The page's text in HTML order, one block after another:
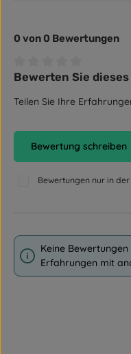
0 von 0 Bewertungen
Durchschnittliche
Bewerten Sie
Teilen Sie Ihre
Bewertung schreiben
Bewertungen nur in
Keine
Erfahrungen mit